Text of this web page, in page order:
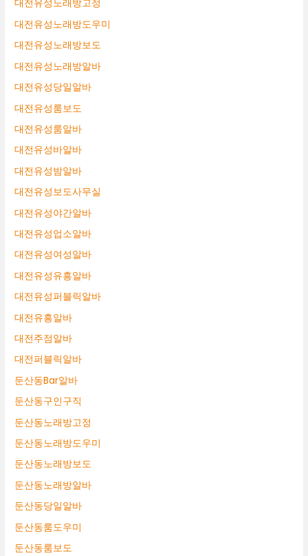
대전유성노래방고정
대전유성노래방도우미
대전유성노래방보도
대전유성노래방알바
대전유성당일알바
대전유성룸보도
대전유성룸알바
대전유성바알바
대전유성밤알바
대전유성보도사무실
대전유성야간알바
대전유성업소알바
대전유성여성알바
대전유성유흥알바
대전유성퍼블릭알바
대전유흥알바
대전주점알바
대전퍼블릭알바
둔산동Bar알바
둔산동구인구직
둔산동노래방고정
둔산동노래방도우미
둔산동노래방보도
둔산동노래방알바
둔산동당일알바
둔산동룸도우미
둔산동룸보도